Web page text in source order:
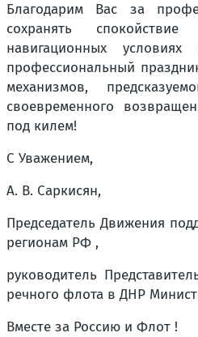
Благодарим Вас за
сохранять
навигационных
профессиональный
механизмов,
своевременного
под килем!
С Уважением,
А. В. Саркисян,
Председатель Движения
регионам РФ ,
руководитель
речного флота в ДНР
Вместе за Россию и Флот !